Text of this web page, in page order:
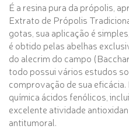
É a resina pura da própolis,
Extrato de Própolis
gotas, sua aplicação é
é obtido pelas abelhas
do alecrim do campo
todo possui vários estudos
comprovação de sua
química ácidos fenólicos,
excelente atividade
antitumoral.